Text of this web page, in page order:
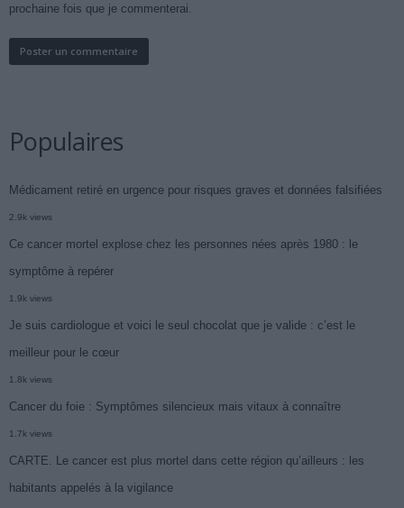
prochaine fois que je commenterai.
Populaires
Médicament retiré en urgence pour risques graves et données falsifiées
2.9k views
Ce cancer mortel explose chez les personnes nées après 1980 : le
symptôme à repérer
1.9k views
Je suis cardiologue et voici le seul chocolat que je valide : c’est le
meilleur pour le cœur
1.8k views
Cancer du foie : Symptômes silencieux mais vitaux à connaître
1.7k views
CARTE. Le cancer est plus mortel dans cette région qu’ailleurs : les
habitants appelés à la vigilance